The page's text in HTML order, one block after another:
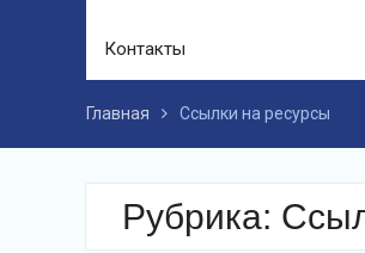
Контакты
Главная Ссылки на ресурсы
Рубрика: